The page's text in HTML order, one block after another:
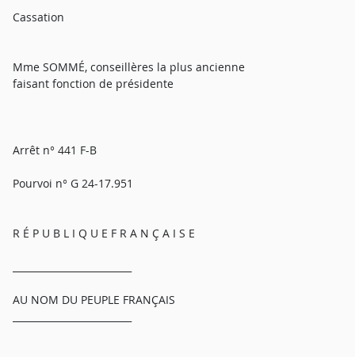
Cassation
Mme SOMMÉ, conseillères la plus ancienne
faisant fonction de présidente
Arrêt n° 441 F-B
Pourvoi n° G 24-17.951
R É P U B L I Q U E F R A N Ç A I S E
AU NOM DU PEUPLE FRANÇAIS